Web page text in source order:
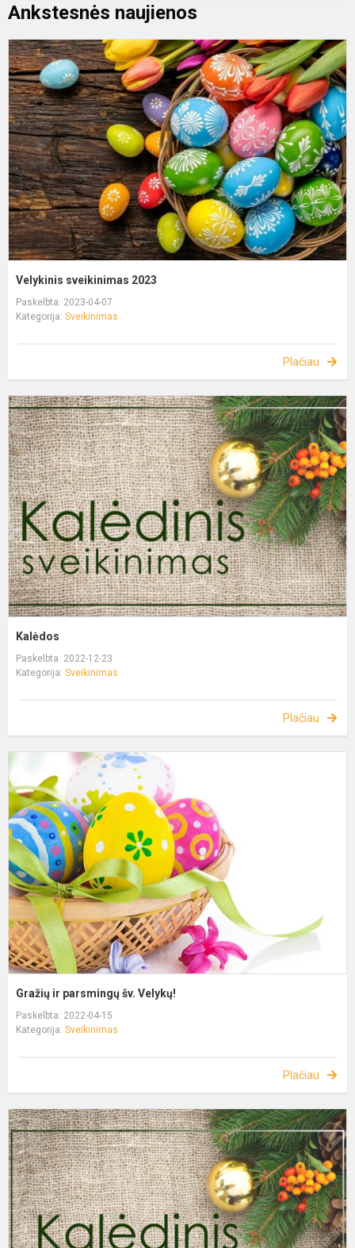
Ankstesnės naujienos
Velykinis sveikinimas 2023
Paskelbta: 2023-04-07
Kategorija: Sveikinimas
Plačiau
Kalėdos
Paskelbta: 2022-12-23
Kategorija: Sveikinimas
Plačiau
Gražių ir parsmingų šv. Velykų!
Paskelbta: 2022-04-15
Kategorija: Sveikinimas
Plačiau